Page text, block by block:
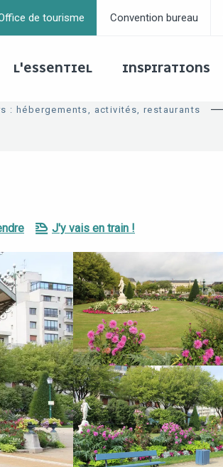
de tourisme Convention bureau
L'ESSENTIEL INSPIRATIONS
: hébergements, activités, restaurants
J'y vais en train !